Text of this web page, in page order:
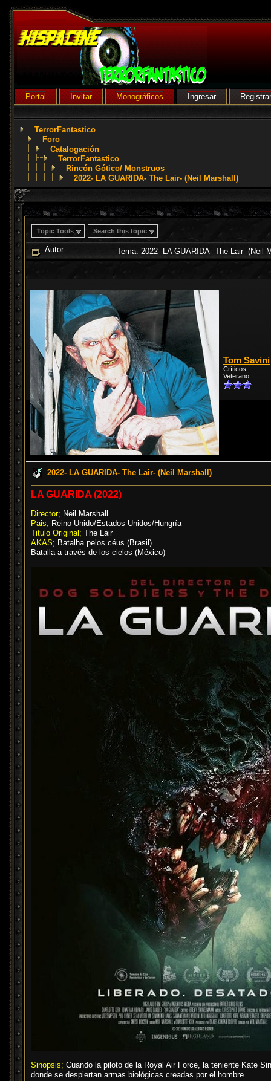
Portal Invitar Monográficos Ingresar
TerrorFantastico
Foro
Catalogación
TerrorFantastico
Rincón Gótico/ Monstruos
2022- LA GUARIDA- The Lair- (Neil Marshall)
Topic Tools Search this topic
Autor Tema: 2022- LA GUARIDA- The Lair- (Neil
Tom Savini
Críticos
Veterano
2022- LA GUARIDA- The Lair- (Neil Marshall)
LA GUARIDA (2022)
Director; Neil Marshall
Pais; Reino Unido/Estados Unidos/Hungría
Titulo Original; The Lair
AKAS; Batalha pelos céus (Brasil)
Batalla a través de los cielos (México)
Sinopsis; Cuando la piloto de la Royal Air Force, la teniente Kate
donde se despiertan armas biológicas creadas por el hombre